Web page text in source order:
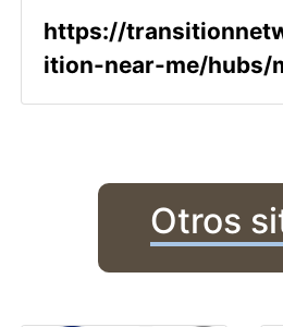
https://
ition-near-me/hubs/
Otros